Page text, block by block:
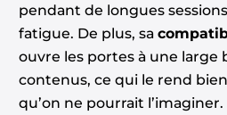
pendant de longues
fatigue. De plus, sa
ouvre les portes à une large
contenus, ce qui le rend
qu’on ne pourrait l’imaginer.